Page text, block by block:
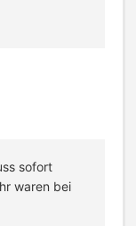
sofort
waren bei